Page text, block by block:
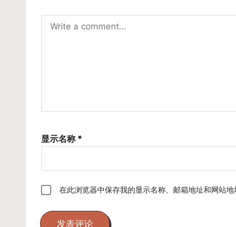
显示名称 *
在此浏览器中保存我的显示名称、邮箱地址和网站地